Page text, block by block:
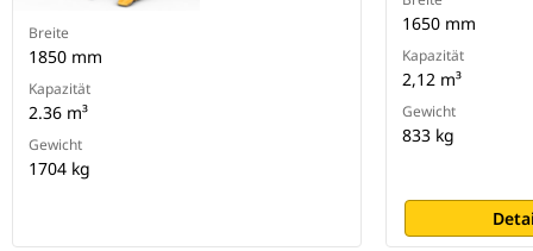
Breite
1850 mm
Kapazität
2.36 m³
Gewicht
1704 kg
1650 mm
Kapazität
2,12 m³
Gewicht
833 kg